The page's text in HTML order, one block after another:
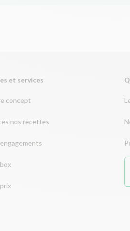
et services
concept
nos recettes